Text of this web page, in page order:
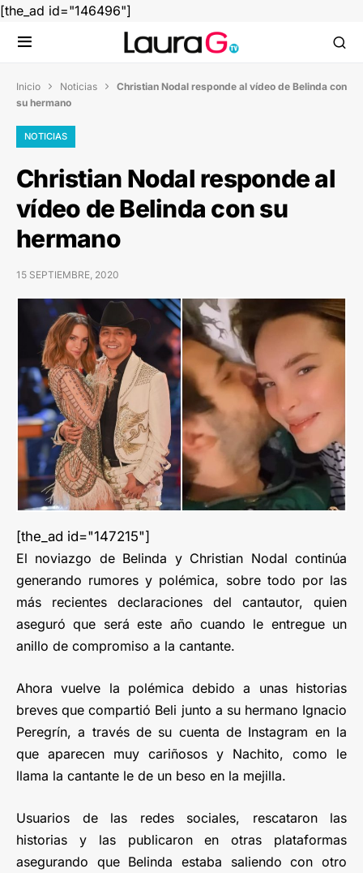
[the_ad id="146496"]
Inicio  Noticias  Christian Nodal responde al vídeo de Belinda con
su hermano
NOTICIAS
Christian Nodal responde al
vídeo de Belinda con su
hermano
15 SEPTIEMBRE, 2020
[the_ad id="147215"]
El noviazgo de Belinda y Christian Nodal continúa
generando rumores y polémica, sobre todo por las
más recientes declaraciones del cantautor, quien
aseguró que será este año cuando le entregue un
anillo de compromiso a la cantante.
Ahora vuelve la polémica debido a unas historias
breves que compartió Beli junto a su hermano Ignacio
Peregrín, a través de su cuenta de Instagram en la
que aparecen muy cariñosos y Nachito, como le
llama la cantante le de un beso en la mejilla.
Usuarios de las redes sociales, rescataron las
historias y las publicaron en otras plataformas
asegurando que Belinda estaba saliendo con otro